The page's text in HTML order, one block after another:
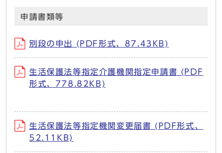
申請書類等
別段の申出 (PDF形式、87.43KB)
生活保護法等指定介護機関指定申請書 (PDF
形式、778.82KB)
生活保護法等指定機関変更届書 (PDF形式、
52.11KB)